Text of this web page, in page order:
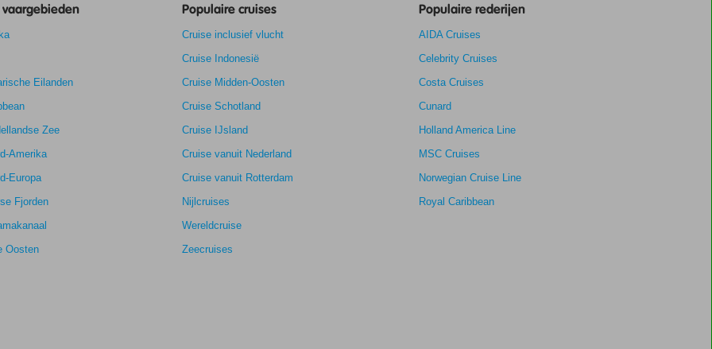
7,1
5,2
Eilanden
Zee
Amerika
Europa
Fjorden
Oosten
Populaire cruises
Cruise inclusief vlucht
Cruise Indonesië
Cruise Midden-Oosten
Cruise Schotland
Cruise IJsland
Cruise vanuit Nederland
Cruise vanuit Rotterdam
Nijlcruises
Wereldcruise
Zeecruises
Populaire rederijen
AIDA Cruises
Celebrity Cruises
Costa Cruises
Cunard
Holland America Line
MSC Cruises
Norwegian Cruise Line
Royal Caribbean